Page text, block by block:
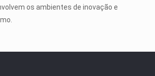
os ambientes de inovação e